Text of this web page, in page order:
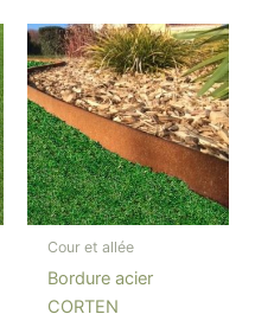
Cour et allée
Bordure acier
CORTEN